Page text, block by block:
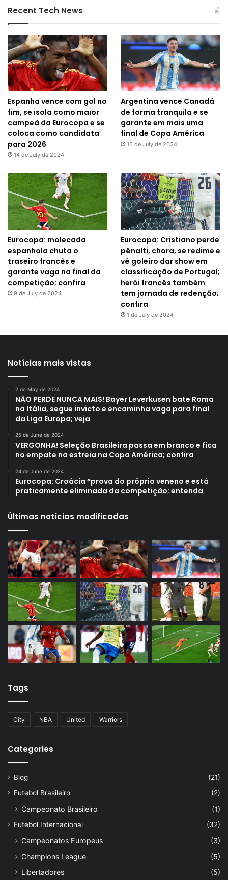
Recent Tech News
Espanha vence com gol no
fim, se isola como maior
campeã da Eurocopa e se
coloca como candidata
para 2026
14 de July de 2024
Argentina vence Canadá
de forma tranquila e se
garante em mais uma
final de Copa América
10 de July de 2024
Eurocopa: molecada
espanhola chuta o
traseiro francês e
garante vaga na final da
competição; confira
9 de July de 2024
Eurocopa: Cristiano perde
pênalti, chora, se redime e
vê goleiro dar show em
classificação de Portugal;
herói francês também
tem jornada de redenção;
confira
1 de July de 2024
Notícias mais vistas
2 de May de 2024
NÃO PERDE NUNCA MAIS! Bayer Leverkusen bate Roma
na Itália, segue invicto e encaminha vaga para final
da Liga Europa; veja
25 de June de 2024
VERGONHA! Seleção Brasileira passa em branco e fica
no empate na estreia na Copa América; confira
24 de June de 2024
Eurocopa: Croácia “prova do próprio veneno e está
praticamente eliminada da competição; entenda
Últimas notícias modificadas
Tags
City NBA United Warriors
Categories
Blog
(21)
Futebol Brasileiro
(2)
Campeonato Brasileiro (1)
Futebol Internacional (32)
Campeonatos Europeus
(3)
Champions League
(5)
Libertadores
(5)